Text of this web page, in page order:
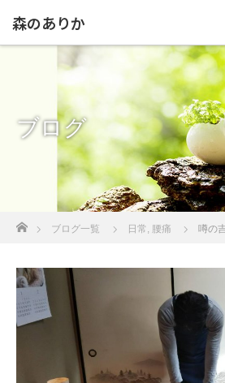
森のありか
ブログ
ブログ一覧 日常 腰痛 噂の